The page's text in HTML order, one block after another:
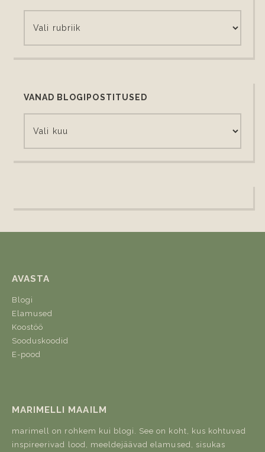
VANAD BLOGIPOSTITUSED
AVASTA
Blogi
Elamused
Koostöö
Sooduskoodid
E-pood
MARIMELLI MAAILM
marimell on rohkem kui blogi. See on koht, kus kohtuvad
inspireerivad lood, meeldejäävad elamused, sisukas